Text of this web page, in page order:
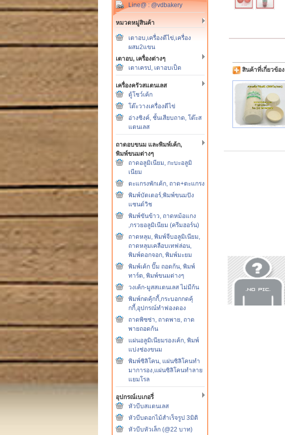
Line@ : @vdbakery
หมวดหมู่สินค้า
เตาอบ,เครื่องตีไข่,เครื่อง
ผสม2แขน
เตาอบ, เครื่องต่างๆ
เตาเครป, เตาอบเป็ด
เครื่องครัวสแตนเลส
ตู้โชว์เค้ก
โต๊ะวางเครื่องตีไข่
อ่างซิงค์, ชั้นเสียบถาด, โต๊ะส
แตนเลส
ถาดอบขนม และพิมพ์เค้ก,
พิมพ์ขนมต่างๆ
ถาดอลูมิเนียม, กะบะอลูมิ
เนียม
ตะแกรงพักเค้ก, ถาด+ตะแกรง
พิมพ์บัตเตอร์,พิมพ์ขนมปัง
แซนด์วิช
พิมพ์ขันข้าว, ถาดหม้อแกง
,กรวยอลูมิเนียม (ครีมฮอร์น)
ถาดหลุม, พิมพ์จีบอลูมิเนียม,
ถาดหลุมเคลือบเทฟล่อน,
พิมพ์ดอกจอก, พิมพ์มะยม
พิมพ์เค้ก ปั๊ม ถอดก้น, พิมพ์
ทาร์ต, พิมพ์ขนมต่างๆ
วงเค้ก-มูสสแตนเลส ไม่มีก้น
พิมพ์กดคุ้กกี้,กระบอกกดคุ้
กกี้,อุปกรณ์ทำฟองดอง
ถาดพิซซ่า, ถาดพาย, ถาด
พายถอดก้น
แผ่นอลูมิเนียมรองเค้ก, พิมพ์
แบ่งช่องขนม
พิมพ์ซิลิโคน, แผ่นซิลิโคนทำ
มาการอง,แผ่นซิลิโคนทำลาย
แยมโรล
อุปกรณ์เบเกอรี่
หัวบีบสแตนเลส
หัวบีบดอกไม้สำเร็จรูป 3มิติ
หัวบีบหัวเล็ก (@22 บาท)
สินค้าที่เกี่ยวข้อง